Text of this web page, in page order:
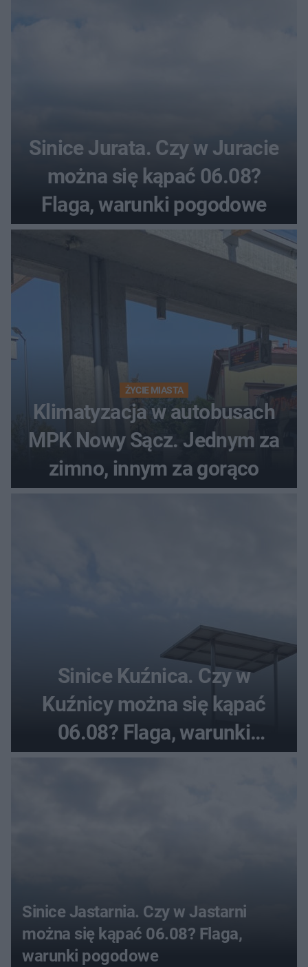
Sinice Jurata. Czy w Juracie
można się kąpać 06.08?
Flaga, warunki pogodowe
ŻYCIE MIASTA
Klimatyzacja w autobusach
MPK Nowy Sącz. Jednym za
zimno, innym za gorąco
Sinice Kuźnica. Czy w
Kuźnicy można się kąpać
06.08? Flaga, warunki
Sinice Jastarnia. Czy w Jastarni
można się kąpać 06.08? Flaga,
warunki pogodowe